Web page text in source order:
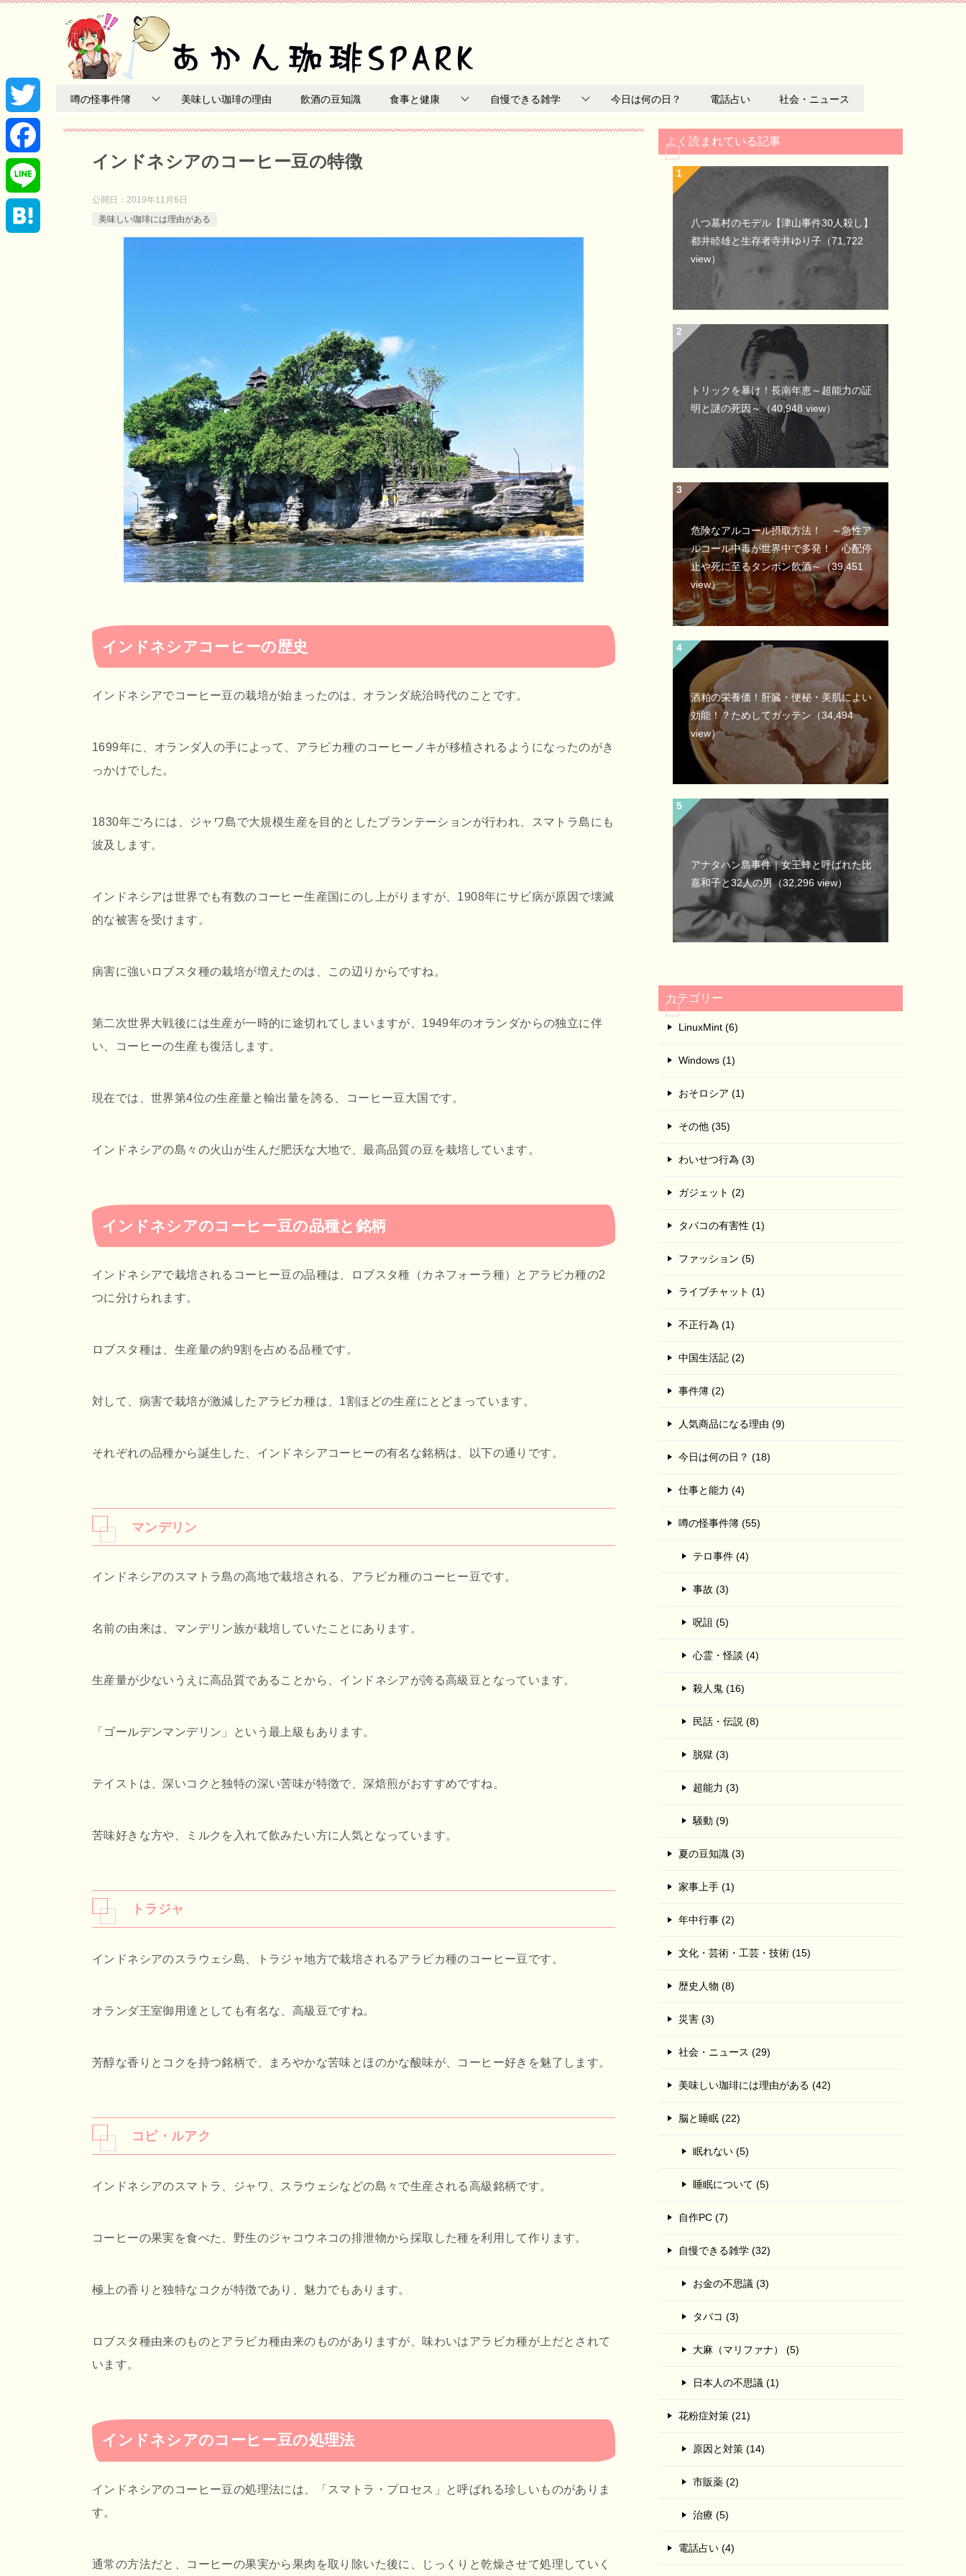
噂の怪事件簿 美味しい珈琲の理由 飲酒の豆知識 食事と健康 自慢できる雑学 今日は何の日？ 電話占い 社会・ニュース
インドネシアのコーヒー豆の特徴
公開日： 2019年11月6日
美味しい珈琲には理由がある
インドネシアコーヒーの歴史
インドネシアでコーヒー豆の栽培が始まったのは、オランダ統治時代のことです。
1699年に、オランダ人の手によって、アラビカ種のコーヒーノキが移植されるようになったのがき
っかけでした。
1830年ごろには、ジャワ島で大規模生産を目的としたプランテーションが行われ、スマトラ島にも
波及します。
インドネシアは世界でも有数のコーヒー生産国にのし上がりますが、1908年にサビ病が原因で壊滅
的な被害を受けます。
病害に強いロブスタ種の栽培が増えたのは、この辺りからですね。
第二次世界大戦後には生産が一時的に途切れてしまいますが、1949年のオランダからの独立に伴
い、コーヒーの生産も復活します。
現在では、世界第4位の生産量と輸出量を誇る、コーヒー豆大国です。
インドネシアの島々の火山が生んだ肥沃な大地で、最高品質の豆を栽培しています。
インドネシアのコーヒー豆の品種と銘柄
インドネシアで栽培されるコーヒー豆の品種は、ロブスタ種（カネフォーラ種）とアラビカ種の2
つに分けられます。
ロブスタ種は、生産量の約9割を占める品種です。
対して、病害で栽培が激減したアラビカ種は、1割ほどの生産にとどまっています。
それぞれの品種から誕生した、インドネシアコーヒーの有名な銘柄は、以下の通りです。
マンデリン
インドネシアのスマトラ島の高地で栽培される、アラビカ種のコーヒー豆です。
名前の由来は、マンデリン族が栽培していたことにあります。
生産量が少ないうえに高品質であることから、インドネシアが誇る高級豆となっています。
「ゴールデンマンデリン」という最上級もあります。
テイストは、深いコクと独特の深い苦味が特徴で、深焙煎がおすすめですね。
苦味好きな方や、ミルクを入れて飲みたい方に人気となっています。
トラジャ
インドネシアのスラウェシ島、トラジャ地方で栽培されるアラビカ種のコーヒー豆です。
オランダ王室御用達としても有名な、高級豆ですね。
芳醇な香りとコクを持つ銘柄で、まろやかな苦味とほのかな酸味が、コーヒー好きを魅了します。
コピ・ルアク
インドネシアのスマトラ、ジャワ、スラウェシなどの島々で生産される高級銘柄です。
コーヒーの果実を食べた、野生のジャコウネコの排泄物から採取した種を利用して作ります。
極上の香りと独特なコクが特徴であり、魅力でもあります。
ロブスタ種由来のものとアラビカ種由来のものがありますが、味わいはアラビカ種が上だとされて
います。
インドネシアのコーヒー豆の処理法
インドネシアのコーヒー豆の処理法には、「スマトラ・プロセス」と呼ばれる珍しいものがありま
す。
通常の方法だと、コーヒーの果実から果肉を取り除いた後に、じっくりと乾燥させて処理していく
よく読まれている記事
八つ墓村のモデル【津山事件30人殺し】
都井睦雄と生存者寺井ゆり子 （71,722
view）
トリックを暴け！長南年恵～超能力の証
明と謎の死因～（40,948 view）
危険なアルコール摂取方法！ ～急性ア
ルコール中毒が世界中で多発！ 心配停
止や死に至るタンポン飲酒～（39,451
view）
酒粕の栄養価！肝臓・便秘・美肌によい
効能！？ためしてガッテン （34,494
view）
アナタハン島事件｜女王蜂と呼ばれた比
嘉和子と32人の男（32,296 view）
カテゴリー
LinuxMint (6)
Windows (1)
おそロシア (1)
その他 (35)
わいせつ行為 (3)
ガジェット (2)
タバコの有害性 (1)
ファッション (5)
ライブチャット (1)
不正行為 (1)
中国生活記 (2)
事件簿 (2)
人気商品になる理由 (9)
今日は何の日？ (18)
仕事と能力 (4)
噂の怪事件簿 (55)
テロ事件 (4)
事故 (3)
呪詛 (5)
心霊・怪談 (4)
殺人鬼 (16)
民話・伝説 (8)
脱獄 (3)
超能力 (3)
騒動 (9)
夏の豆知識 (3)
家事上手 (1)
年中行事 (2)
文化・芸術・工芸・技術 (15)
歴史人物 (8)
災害 (3)
社会・ニュース (29)
美味しい珈琲には理由がある (42)
脳と睡眠 (22)
眠れない (5)
睡眠について (5)
自作PC (7)
自慢できる雑学 (32)
お金の不思議 (3)
タバコ (3)
大麻（マリファナ） (5)
日本人の不思議 (1)
花粉症対策 (21)
原因と対策 (14)
市販薬 (2)
治療 (5)
電話占い (4)
T
w
i
t
F
a